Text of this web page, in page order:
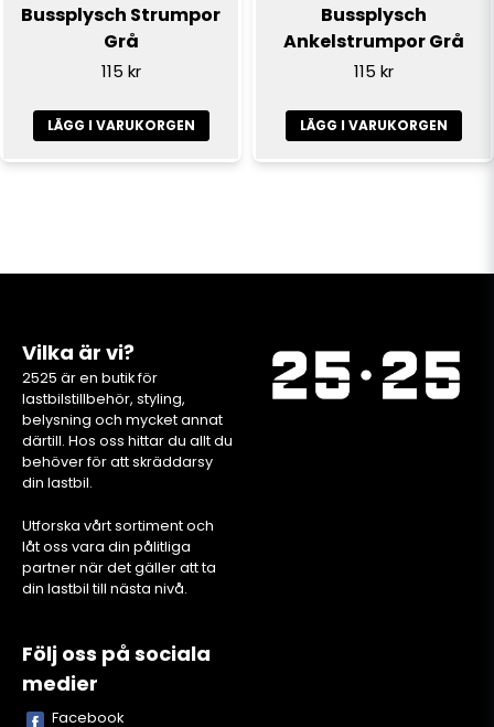
Bussplysch Strumpor
Grå
115 kr
LÄGG I VARUKORGEN
Bussplysch
Ankelstrumpor Grå
115 kr
LÄGG I VARUKORGEN
Vilka är vi?
2525 är en butik för
lastbilstillbehör, styling,
belysning och mycket annat
därtill. Hos oss hittar du allt du
behöver för att skräddarsy
din lastbil.
Utforska vårt sortiment och
låt oss vara din pålitliga
partner när det gäller att ta
din lastbil till nästa nivå.
Följ oss på sociala
medier
Facebook